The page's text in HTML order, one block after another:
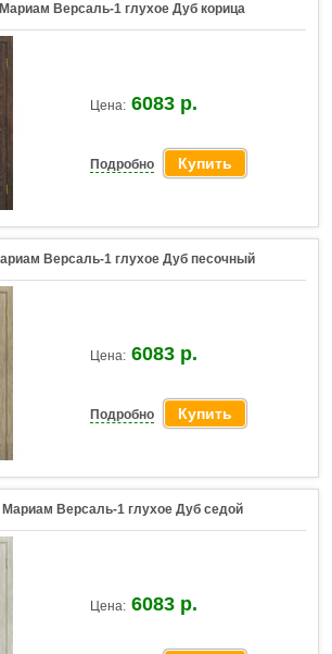
Версаль-1 глухое Дуб корица
Цена: 6083 р.
Подробно Купить
Версаль-1 глухое Дуб песочный
Цена: 6083 р.
Подробно Купить
Версаль-1 глухое Дуб седой
Цена: 6083 р.